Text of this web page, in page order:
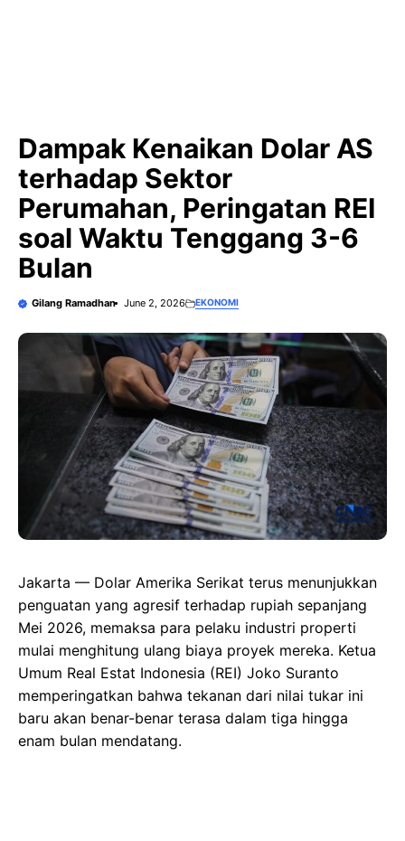
Dampak Kenaikan Dolar AS
terhadap Sektor
Perumahan, Peringatan REI
soal Waktu Tenggang 3-6
Bulan
Gilang Ramadhan June 2, 2026 EKONOMI
Jakarta — Dolar Amerika Serikat terus menunjukkan
penguatan yang agresif terhadap rupiah sepanjang
Mei 2026, memaksa para pelaku industri properti
mulai menghitung ulang biaya proyek mereka. Ketua
Umum Real Estat Indonesia (REI) Joko Suranto
memperingatkan bahwa tekanan dari nilai tukar ini
baru akan benar-benar terasa dalam tiga hingga
enam bulan mendatang.